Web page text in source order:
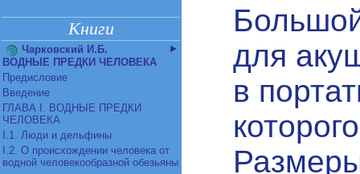
Книги
Чарковский И.Б.
ВОДНЫЕ ПРЕДКИ ЧЕЛОВЕКА
Предисловие
Введение
ГЛАВА I. ВОДНЫЕ ПРЕДКИ
ЧЕЛОВЕКА
I.1. Люди и дельфины
I.2. О происхождении человека от
водной человекообразной обезьяны
для
в